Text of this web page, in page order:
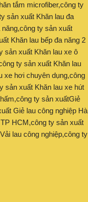
tắm microfiber,công ty
sản xuất Khăn lau đa
ty sản xuất
Khăn lau bếp đa năng 2
sản xuất Khăn lau xe ô
ty sản xuất Khăn lau
xe hơi chuyên dụng,công
sản xuất Khăn lau xe hút
ty sản xuấtGiẻ
Giẻ lau công nghiệp Hà
HCM,công ty sản xuất
lau công nghiệp,công ty